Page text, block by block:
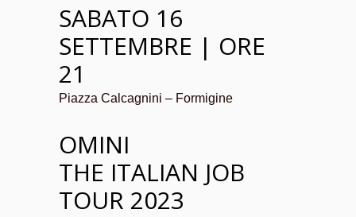
SABATO 16
SETTEMBRE | ORE
21
Piazza Calcagnini – Formigine
OMINI
THE ITALIAN JOB
TOUR 2023